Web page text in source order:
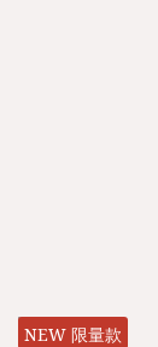
NEW 限量款